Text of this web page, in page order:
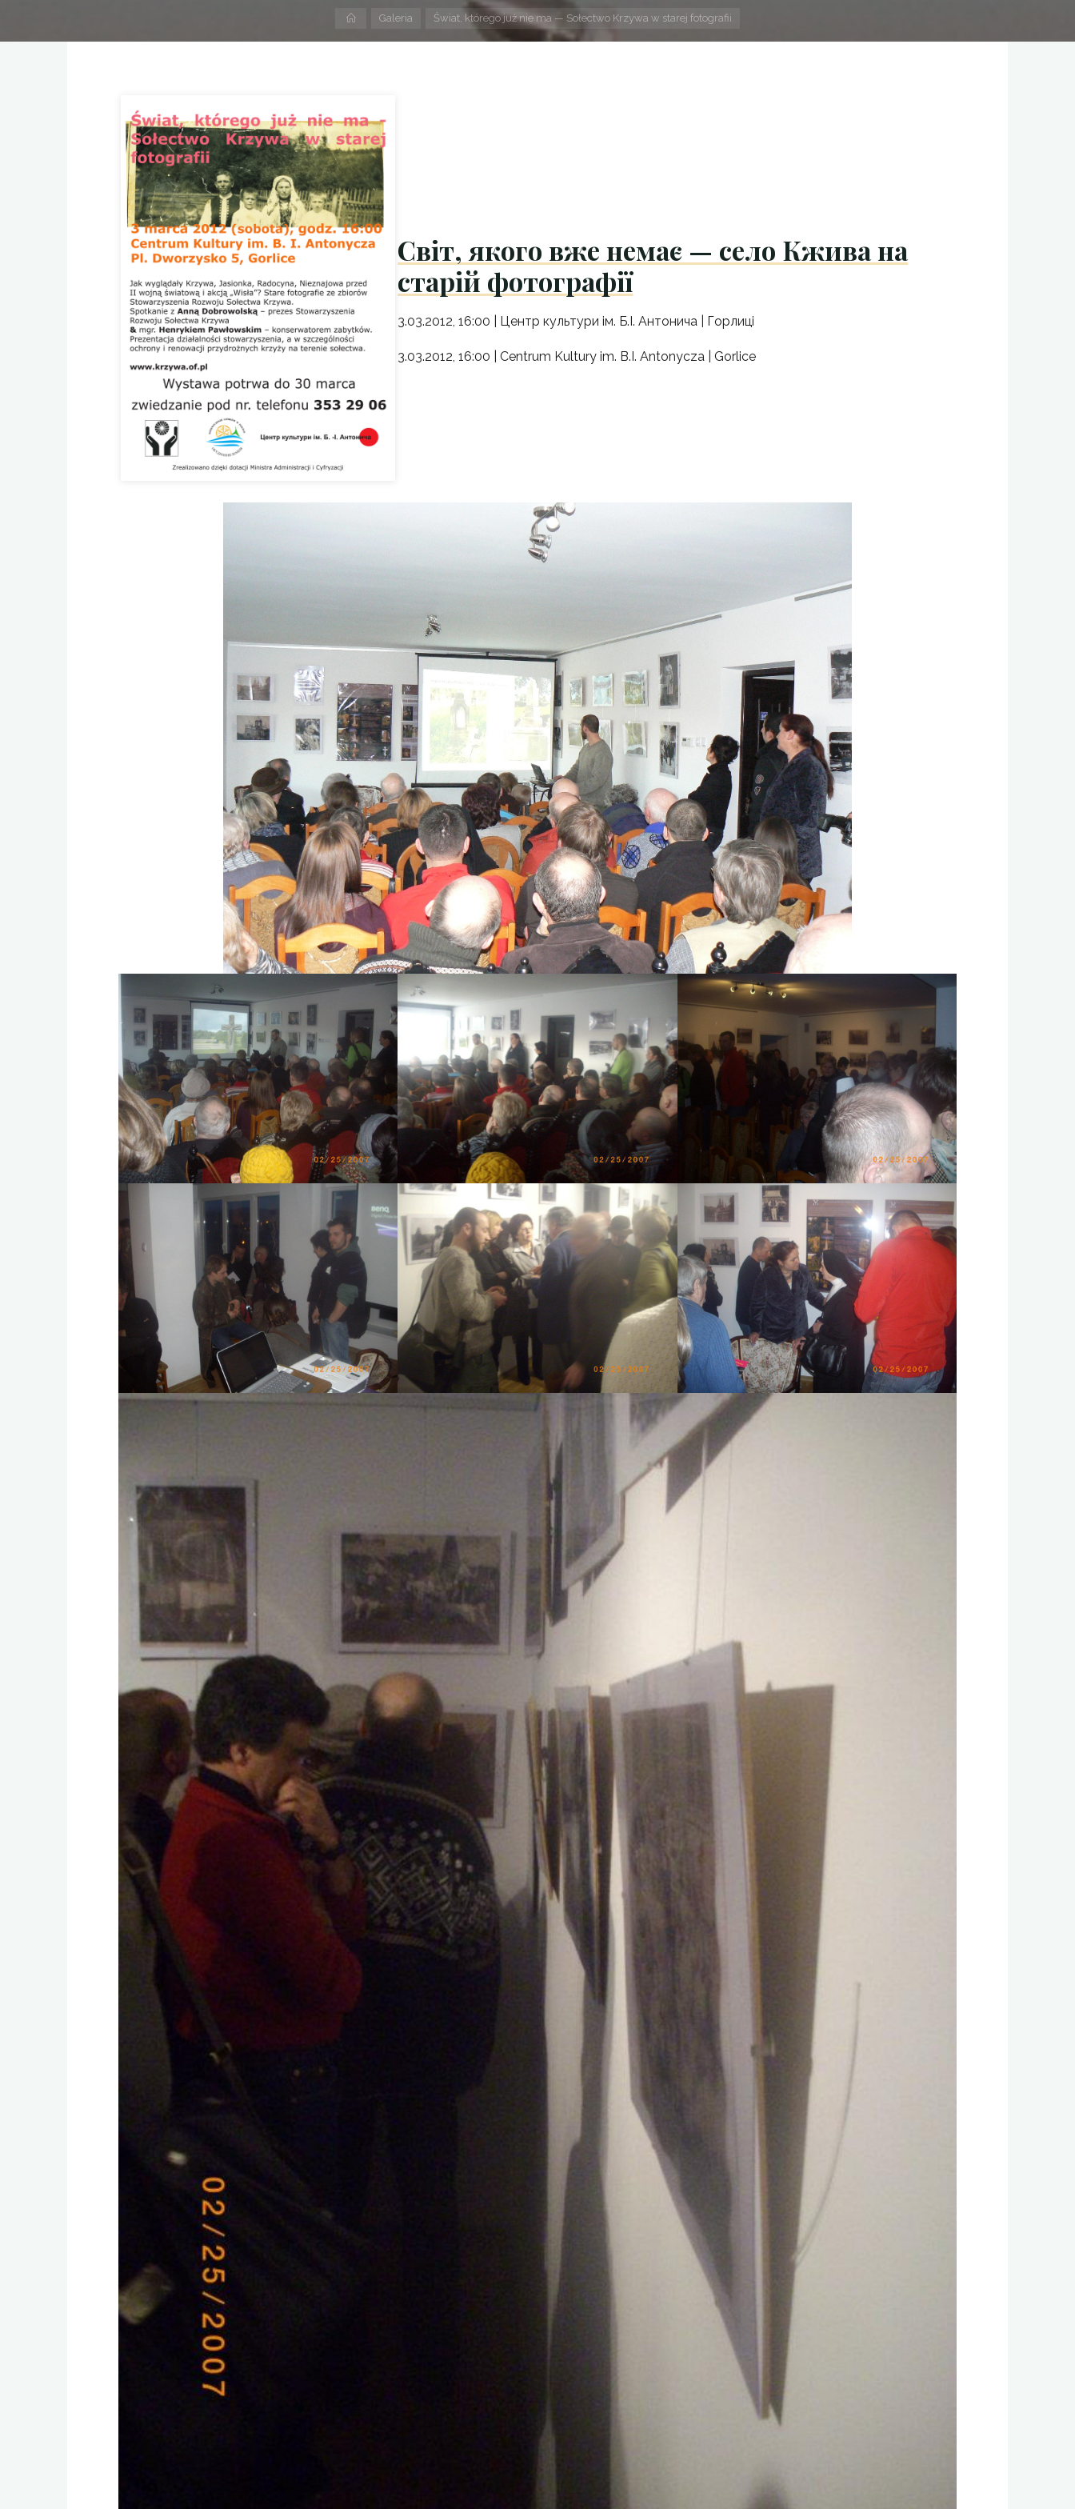
StronaGaleria Świat, którego już nie ma — Sołectwo Krzywa w starej fotografii
Світ, якого вже немає — село Кжива на
старій фотографії
3.03.2012, 16:00 | Центр культури ім. Б.І. Антонича | Горлиці
3.03.2012, 16:00 | Centrum Kultury im. B.I. Antonycza | Gorlice